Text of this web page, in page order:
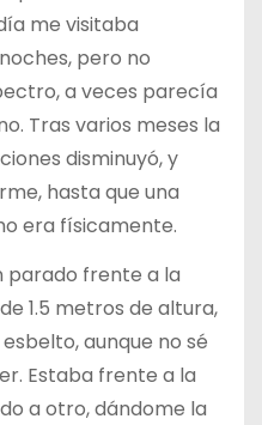
me visitaba
pero no
a veces parecía
Tras varios meses la
disminuyó, y
hasta que una
era físicamente.
parado frente a la
1.5 metros de altura,
aunque no sé
Estaba frente a la
a otro, dándome la